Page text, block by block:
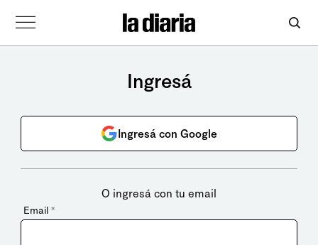
Ingresá
Ingresá con Google
O ingresá con tu email
Email *